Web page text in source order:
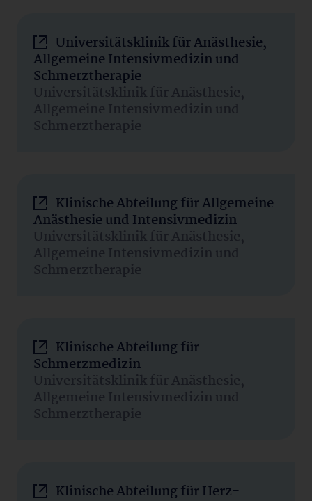
Universitätsklinik für Anästhesie,
Allgemeine Intensivmedizin und
Schmerztherapie
Universitätsklinik für Anästhesie,
Allgemeine Intensivmedizin und
Schmerztherapie
Klinische Abteilung für Allgemeine
Anästhesie und Intensivmedizin
Universitätsklinik für Anästhesie,
Allgemeine Intensivmedizin und
Schmerztherapie
Klinische Abteilung für
Schmerzmedizin
Universitätsklinik für Anästhesie,
Allgemeine Intensivmedizin und
Schmerztherapie
Klinische Abteilung für Herz-